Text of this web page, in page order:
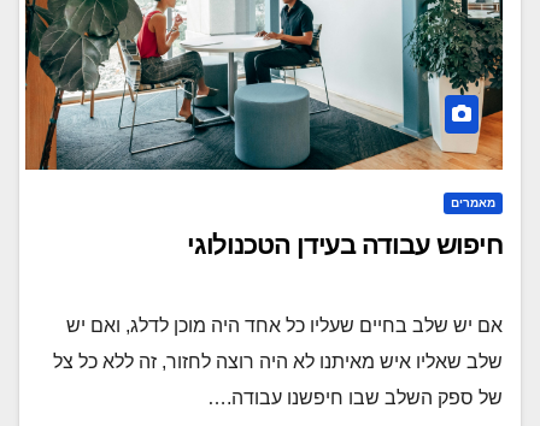
מאמרים
חיפוש עבודה בעידן הטכנולוגי
אם יש שלב בחיים שעליו כל אחד היה מוכן לדלג, ואם יש
שלב שאליו איש מאיתנו לא היה רוצה לחזור, זה ללא כל צל
של ספק השלב שבו חיפשנו עבודה.…